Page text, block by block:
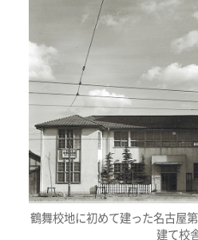
鶴舞校地に初めて建った名古屋
建て校